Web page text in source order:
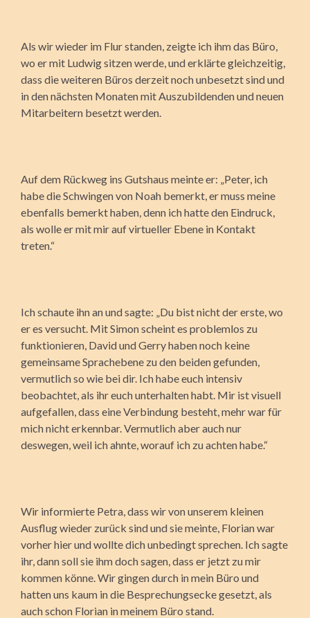
Als wir wieder im Flur standen, zeigte ich ihm das Büro,
wo er mit Ludwig sitzen werde, und erklärte gleichzeitig,
dass die weiteren Büros derzeit noch unbesetzt sind und
in den nächsten Monaten mit Auszubildenden und neuen
Mitarbeitern besetzt werden.
Auf dem Rückweg ins Gutshaus meinte er: „Peter, ich
habe die Schwingen von Noah bemerkt, er muss meine
ebenfalls bemerkt haben, denn ich hatte den Eindruck,
als wolle er mit mir auf virtueller Ebene in Kontakt
treten.“
Ich schaute ihn an und sagte: „Du bist nicht der erste, wo
er es versucht. Mit Simon scheint es problemlos zu
funktionieren, David und Gerry haben noch keine
gemeinsame Sprachebene zu den beiden gefunden,
vermutlich so wie bei dir. Ich habe euch intensiv
beobachtet, als ihr euch unterhalten habt. Mir ist visuell
aufgefallen, dass eine Verbindung besteht, mehr war für
mich nicht erkennbar. Vermutlich aber auch nur
deswegen, weil ich ahnte, worauf ich zu achten habe.“
Wir informierte Petra, dass wir von unserem kleinen
Ausflug wieder zurück sind und sie meinte, Florian war
vorher hier und wollte dich unbedingt sprechen. Ich sagte
ihr, dann soll sie ihm doch sagen, dass er jetzt zu mir
kommen könne. Wir gingen durch in mein Büro und
hatten uns kaum in die Besprechungsecke gesetzt, als
auch schon Florian in meinem Büro stand.